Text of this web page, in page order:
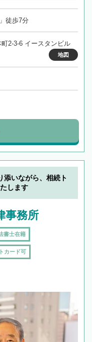
徒歩7分
2-3-6 イースタンビル
地図
添いながら、相続ト
します
事務所
書士在籍
カード可